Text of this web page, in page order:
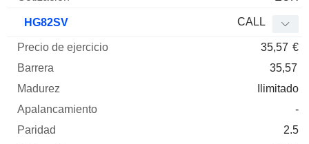
HG82SV CALL
35,57 €
35,57
Ilimitado
-
2.5